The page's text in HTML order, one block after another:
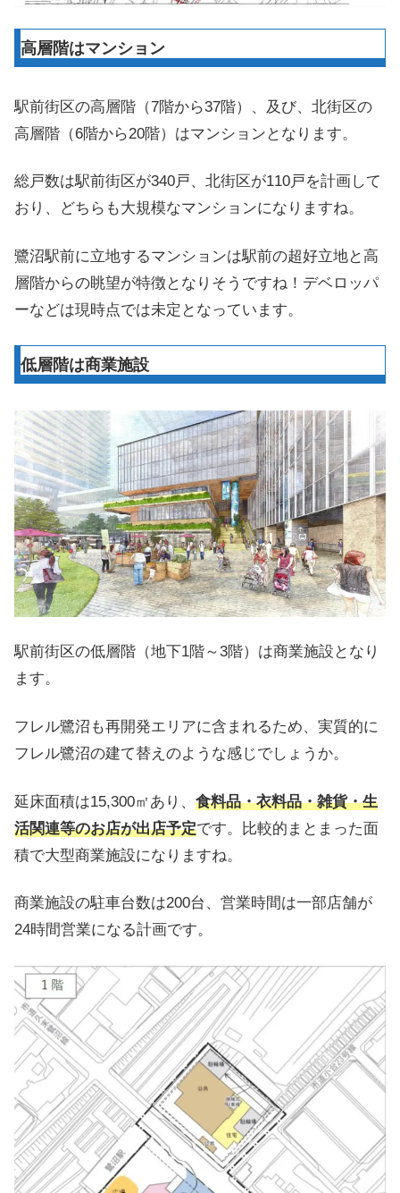
高層階はマンション
駅前街区の高層階（7階から37階）、及び、北街区の
高層階（6階から20階）はマンションとなります。
総戸数は駅前街区が340戸、北街区が110戸を計画して
おり、どちらも大規模なマンションになりますね。
鷺沼駅前に立地するマンションは駅前の超好立地と高
層階からの眺望が特徴となりそうですね！デベロッパ
ーなどは現時点では未定となっています。
低層階は商業施設
駅前街区の低層階（地下1階～3階）は商業施設となり
ます。
フレル鷺沼も再開発エリアに含まれるため、実質的に
フレル鷺沼の建て替えのような感じでしょうか。
延床面積は15,300㎡あり、 食料品・衣料品・雑貨・生
活関連等のお店が出店予定です。比較的まとまった面
積で大型商業施設になりますね。
商業施設の駐車台数は200台、営業時間は一部店舗が
24時間営業になる計画です。